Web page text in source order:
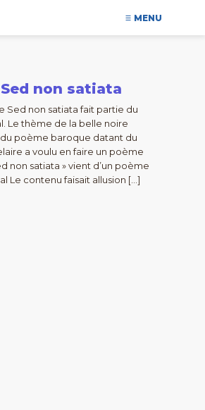
MENU
non satiata
Sed non satiata fait partie du
Le thème de la belle noire
poème baroque datant du
a voulu en faire un poème
non satiata » vient d’un poème
Le contenu faisait allusion […]